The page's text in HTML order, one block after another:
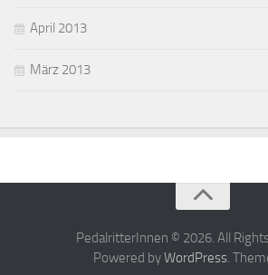
April 2013
März 2013
PedalritterInnen © 2026. All
Powered byWordPress.